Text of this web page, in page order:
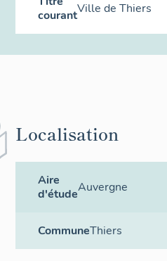
courantVille de Thiers
Localisation
Aire
d'étudeAuvergne
CommuneThiers